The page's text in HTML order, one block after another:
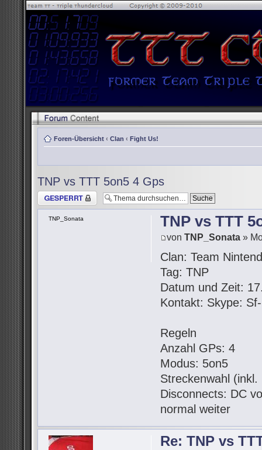
Foren-Übersicht ‹ Clan ‹ Fight Us!
TNP vs TTT 5on5 4 Gps
Thema gesperrt
TNP vs TTT
vonTNP_Sonata »
Clan: Team
Tag: TNP
Datum und Zeit:
Kontakt: Skype:
Regeln
Anzahl GPs: 4
Modus: 5on5
Streckenwahl
Disconnects: DC
normal weiter
TNP_Sonata
Re: TNP vs